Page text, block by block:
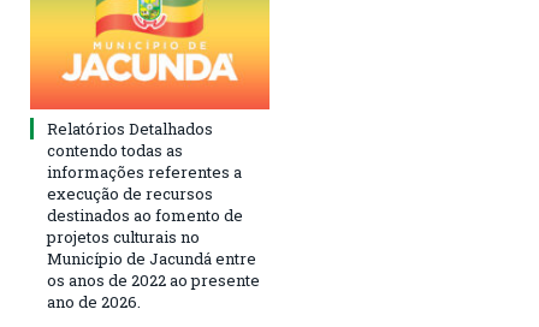
Relatórios Detalhados
contendo todas as
informações referentes a
execução de recursos
destinados ao fomento de
projetos culturais no
Município de Jacundá entre
os anos de 2022 ao presente
ano de 2026.